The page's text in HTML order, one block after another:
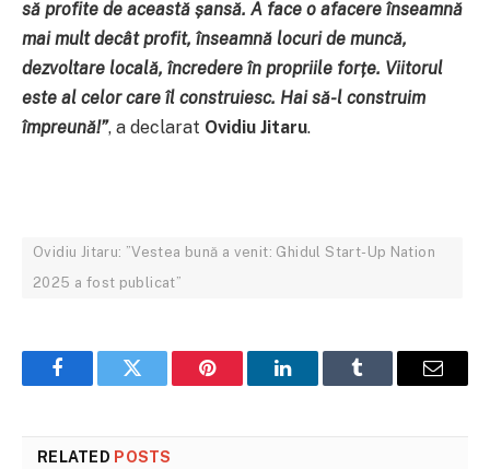
să profite de această șansă. A face o afacere înseamnă
mai mult decât profit, înseamnă locuri de muncă,
dezvoltare locală, încredere în propriile forțe. Viitorul
este al celor care îl construiesc. Hai să-l construim
împreună!”, a declarat Ovidiu Jitaru.
Ovidiu Jitaru: ”Vestea bună a venit: Ghidul Start-Up Nation
2025 a fost publicat”
FacebookTwitter Pinterest LinkedInTumblr Email
RELATED POSTS